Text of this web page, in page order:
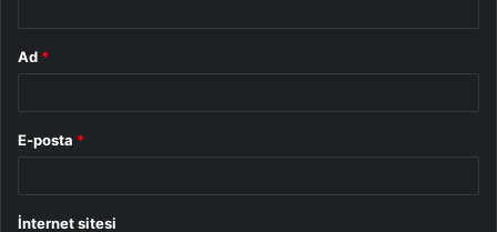
Ad *
E-posta *
İnternet sitesi